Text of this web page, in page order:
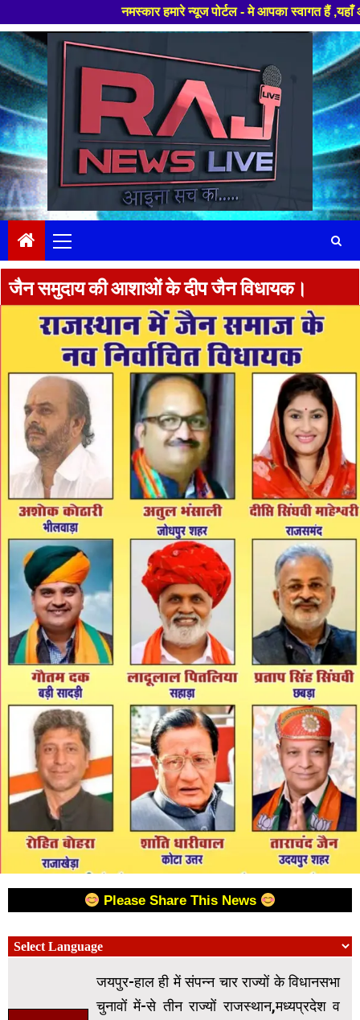
नमस्कार हमारे न्यूज पोर्टल - मे आपका स्वागत हैं ,यहाँ आपको हमेशा
Skip
to
content
Menu
जैन समुदाय की आशाओं के दीप जैन विधायक।
Please Share This News
जयपुर-हाल ही में संपन्न चार राज्यों के विधानसभा
चुनावों में-से तीन राज्यों राजस्थान,मध्यप्रदेश व